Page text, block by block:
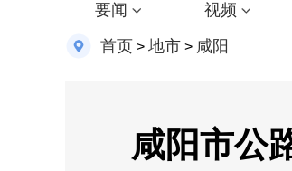
要闻 视频
首页 > 地市 > 咸阳
咸阳市公